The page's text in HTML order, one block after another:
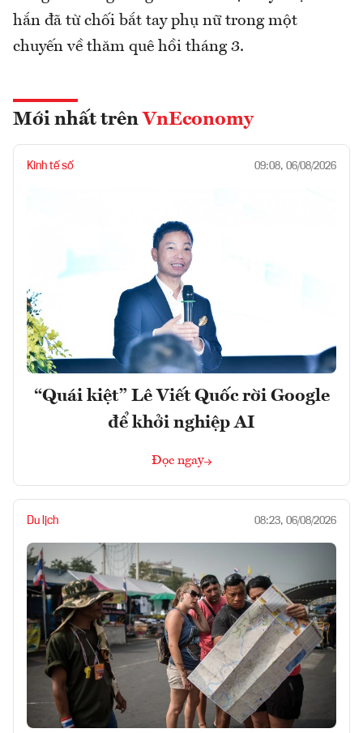
hắn đã từ chối bắt tay phụ nữ trong một
chuyến về thăm quê hồi tháng 3.
Mới nhất trên VnEconomy
Kinh tế số 09:08, 06/08/2026
“Quái kiệt” Lê Viết Quốc rời Google
để khởi nghiệp AI
Đọc ngay
Du lịch 08:23, 06/08/2026